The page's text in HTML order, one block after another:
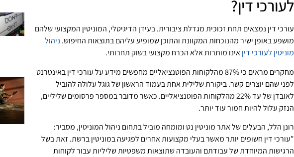
לעורכי דין?
עורכי דין נמצאים תחת זכוכית מגדלת ציבורית. בעידן הדיגיטלי, המוניטין המקצועי שלהם
מושפע באופן ישיר מהנוכחות המקוונת והתוכן שמופיע עליהם בתוצאות החיפוש. ניהול
מוניטין לעורכי דיןאינו מותרות אלא הכרח מקצועי בשוק תחרותי.
מחקרים מראים כי 87% מהלקוחות הפוטנציאליים מחפשים מידע על עורכי דין באינטרנט
לפני שהם יוצרים קשר. ביקורת שלילית אחת בעמוד הראשון של גוגל עלולה להוביל
לאובדן של עד 22% מהלקוחות הפוטנציאליים. כאשר מדובר במספר פרסומים שליליים,
הנזק עלול להיות חמור עוד יותר.
רונן הלל, הבעלים של אתר מוניטין נט ומומחה מוביל בתחום ניהול המוניטין, מסביר:
"עורכי דין חשופים יותר מאשר בעלי מקצועות אחרים לפגיעה במוניטין ברשת. זאת בשל
הרגישות המיוחדת של עבודתם והעובדה שתוצאות משפטיות שליליות עבור לקוחות